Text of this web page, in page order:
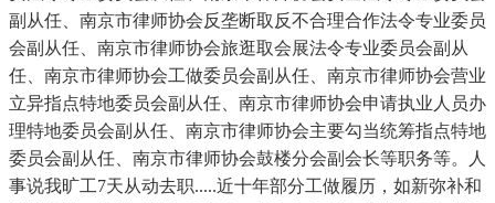
副从任、南京市律师协会反垄断取反不合理合作法令专业委员
会副从任、南京市律师协会旅逛取会展法令专业委员会副从
任、南京市律师协会工做委员会副从任、南京市律师协会营业
立异指点特地委员会副从任、南京市律师协会申请执业人员办
理特地委员会副从任、南京市律师协会主要勾当统筹指点特地
委员会副从任、南京市律师协会鼓楼分会副会长等职务等。人
事说我旷工7天从动去职.....近十年部分工做履历，如新弥补和